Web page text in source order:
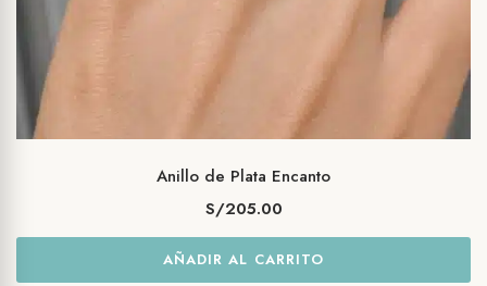
Anillo de Plata Encanto
S/205.00
AÑADIR AL CARRITO